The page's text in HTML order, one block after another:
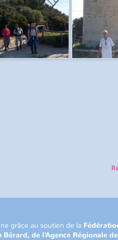
grâce au soutien de la
de l’Agence Régionale